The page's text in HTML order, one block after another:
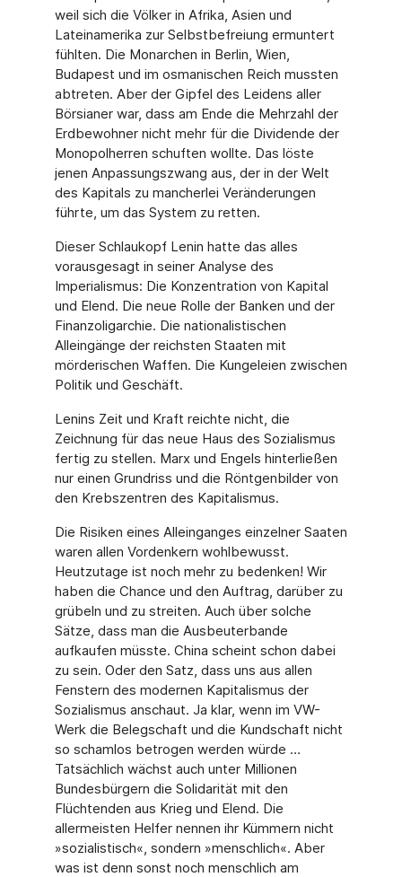
weil sich die Völker in Afrika, Asien und
Lateinamerika zur Selbstbefreiung ermuntert
fühlten. Die Monarchen in Berlin, Wien,
Budapest und im osmanischen Reich mussten
abtreten. Aber der Gipfel des Leidens aller
Börsianer war, dass am Ende die Mehrzahl der
Erdbewohner nicht mehr für die Dividende der
Monopolherren schuften wollte. Das löste
jenen Anpassungszwang aus, der in der Welt
des Kapitals zu mancherlei Veränderungen
führte, um das System zu retten.
Dieser Schlaukopf Lenin hatte das alles
vorausgesagt in seiner Analyse des
Imperialismus: Die Konzentration von Kapital
und Elend. Die neue Rolle der Banken und der
Finanzoligarchie. Die nationalistischen
Alleingänge der reichsten Staaten mit
mörderischen Waffen. Die Kungeleien zwischen
Politik und Geschäft.
Lenins Zeit und Kraft reichte nicht, die
Zeichnung für das neue Haus des Sozialismus
fertig zu stellen. Marx und Engels hinterließen
nur einen Grundriss und die Röntgenbilder von
den Krebszentren des Kapitalismus.
Die Risiken eines Alleinganges einzelner Saaten
waren allen Vordenkern wohlbewusst.
Heutzutage ist noch mehr zu bedenken! Wir
haben die Chance und den Auftrag, darüber zu
grübeln und zu streiten. Auch über solche
Sätze, dass man die Ausbeuterbande
aufkaufen müsste. China scheint schon dabei
zu sein. Oder den Satz, dass uns aus allen
Fenstern des modernen Kapitalismus der
Sozialismus anschaut. Ja klar, wenn im VW-
Werk die Belegschaft und die Kundschaft nicht
so schamlos betrogen werden würde …
Tatsächlich wächst auch unter Millionen
Bundesbürgern die Solidarität mit den
Flüchtenden aus Krieg und Elend. Die
allermeisten Helfer nennen ihr Kümmern nicht
»sozialistisch«, sondern »menschlich«. Aber
was ist denn sonst noch menschlich am